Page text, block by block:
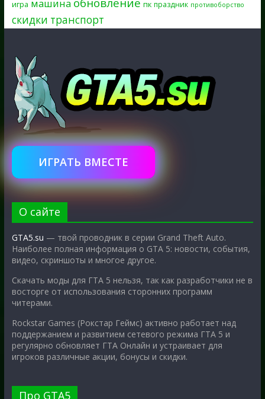
игра машина пк праздник противоборство
скидки транспорт
ИГРАТЬ ВМЕСТЕ
О сайте
GTA5.su — твой проводник в серии Grand Theft Auto.
Наиболее полная информация о GTA 5: новости, события,
видео, скриншоты и многое другое.
Скачать моды для ГТА 5 нельзя, так как разработчики не в
восторге от использования сторонних программ
читерами.
Rockstar Games (Рокстар Геймс) активно работает над
поддержанием и развитием сетевого режима ГТА 5 и
регулярно обновляет ГТА Онлайн и устраивает для
игроков различные акции, бонусы и скидки.
Про GTA5